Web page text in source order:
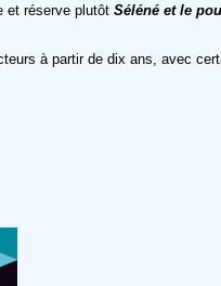
et réserve plutôt Séléné et le
à partir de dix ans, avec